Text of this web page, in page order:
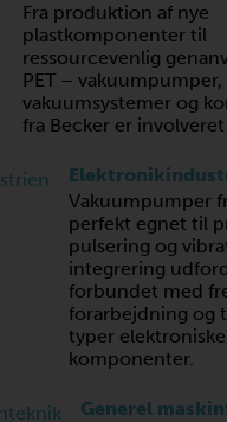
Fra produktion af nye
plastkomponenter til
ressourcevenlig
PET – vakuumpumper,
vakuumsystemer og
fra Becker er
Vakuumpumper
perfekt egnet til
pulsering og
integrering
forbundet med
forarbejdning og
typer elektroniske
komponenter.
Generel